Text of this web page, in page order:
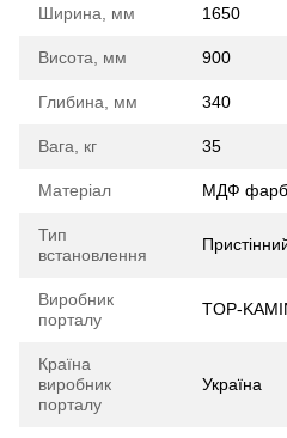
Ширина, мм 1650
Висота, мм 900
Глибина, мм 340
Вага, кг 35
Матеріал МДФ
Тип
встановлення
Виробник
порталу
TOP-
Країна
виробник
порталу
Україна